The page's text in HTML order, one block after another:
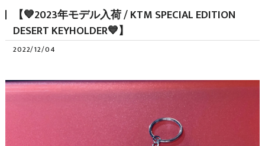
【💙2023年モデル入荷 / KTM SPECIAL EDITION
DESERT KEYHOLDER💙】
2022/12/04